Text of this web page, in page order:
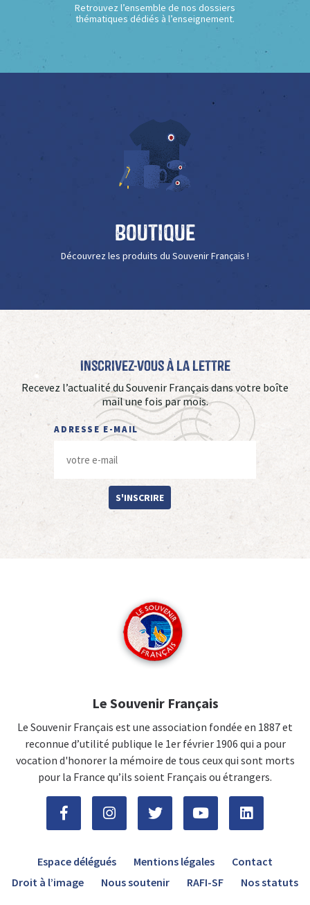
Retrouvez l’ensemble de nos dossiers
thématiques dédiés à l’enseignement.
Boutique
Découvrez les produits du Souvenir Français !
Inscrivez-vous à La Lettre
Recevez l’actualité du Souvenir Français dans votre boîte
mail une fois par mois.
ADRESSE E-MAIL
S'INSCRIRE
Le Souvenir Français
Le Souvenir Français est une association fondée en 1887 et
reconnue d’utilité publique le 1er février 1906 qui a pour
vocation d'honorer la mémoire de tous ceux qui sont morts
pour la France qu’ils soient Français ou étrangers.
Espace délégués Mentions légales
Contact
Droit à l’image
Nous soutenir RAFI-SF Nos statuts